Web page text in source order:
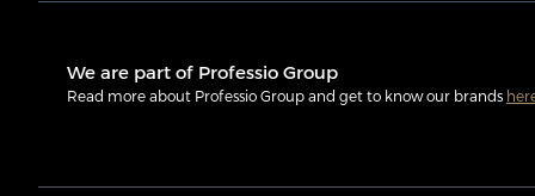
We are part of Professio Group
Read more about Professio Group and get to know our brands